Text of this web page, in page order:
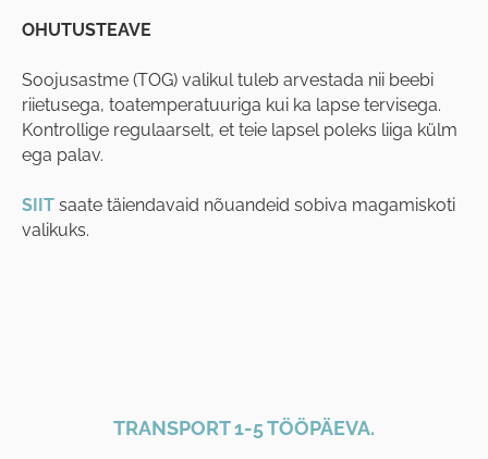
OHUTUSTEAVE
Soojusastme (TOG) valikul tuleb arvestada nii beebi
riietusega, toatemperatuuriga kui ka lapse tervisega.
Kontrollige regulaarselt, et teie lapsel poleks liiga külm
ega palav.
SIIT saate täiendavaid nõuandeid sobiva magamiskoti
valikuks.
TRANSPORT 1-5 TÖÖPÄEVA.